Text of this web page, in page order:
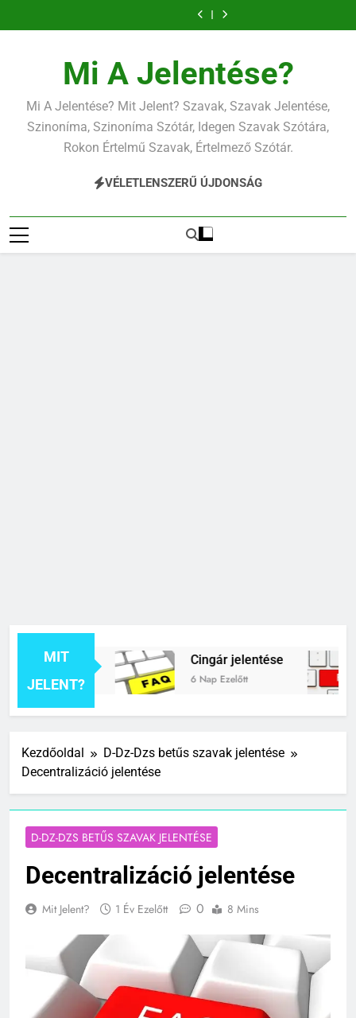
a
Mi A Jelentése?
Mi A Jelentése? Mit Jelent? Szavak, Szavak Jelentése,
Szinoníma, Szinoníma Szótár, Idegen Szavak Szótára,
Rokon Értelmű Szavak, Értelmező Szótár.
VÉLETLENSZERŰ ÚJDONSÁG
MIT
JELENT?
jelentése Cingár jelentése
6 Nap Ezelőtt
Kezdőoldal
D-Dz-Dzs betűs szavak jelentése
Decentralizáció jelentése
D-DZ-DZS BETŰS SZAVAK JELENTÉSE
Decentralizáció jelentése
Mit Jelent? 1 Év Ezelőtt 0 8 Mins